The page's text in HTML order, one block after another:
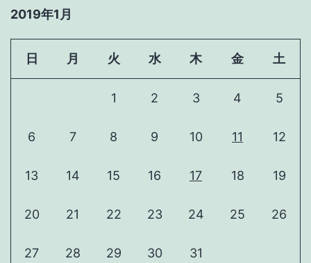
2019年1月
日 月 火 水 木 金 土
1 2 3 4 5
6 7 8 9 10 11 12
13 14 15 16 17 18 19
20 21 22 23 24 25 26
27 28 29 30 31